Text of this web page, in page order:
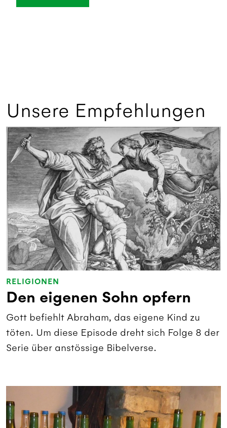
Unsere Empfehlungen
RELIGIONEN
Den eigenen Sohn opfern
Gott befiehlt Abraham, das eigene Kind zu
töten. Um diese Episode dreht sich Folge 8 der
Serie über anstössige Bibelverse.